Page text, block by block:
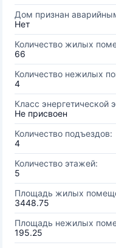
Дом признан
Нет
Количество жилых
66
Количество нежилых
4
Класс энергетической
Не присвоен
Количество подъездов:
4
Количество этажей:
5
Площадь жилых
3448.75
Площадь нежилых
195.25